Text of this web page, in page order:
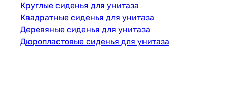
Круглые сиденья для унитаза
Квадратные сиденья для унитаза
Деревяные сиденья для унитаза
Дюропластовые сиденья для унитаза